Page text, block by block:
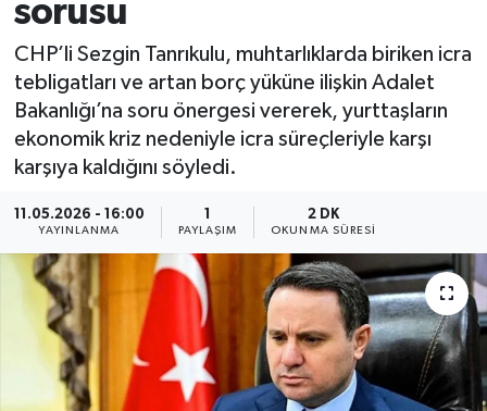
sorusu
CHP’li Sezgin Tanrıkulu, muhtarlıklarda biriken icra
tebligatları ve artan borç yüküne ilişkin Adalet
Bakanlığı’na soru önergesi vererek, yurttaşların
ekonomik kriz nedeniyle icra süreçleriyle karşı
karşıya kaldığını söyledi.
11.05.2026 - 16:00
YAYINLANMA
1
PAYLAŞIM
2 DK
OKUNMA SÜRESI